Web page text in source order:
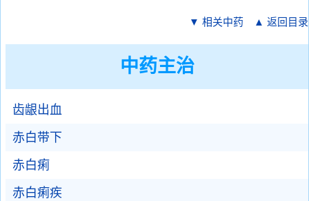
▼ 相关中药 ▲ 返回目录
中药主治
齿龈出血
赤白带下
赤白痢
赤白痢疾